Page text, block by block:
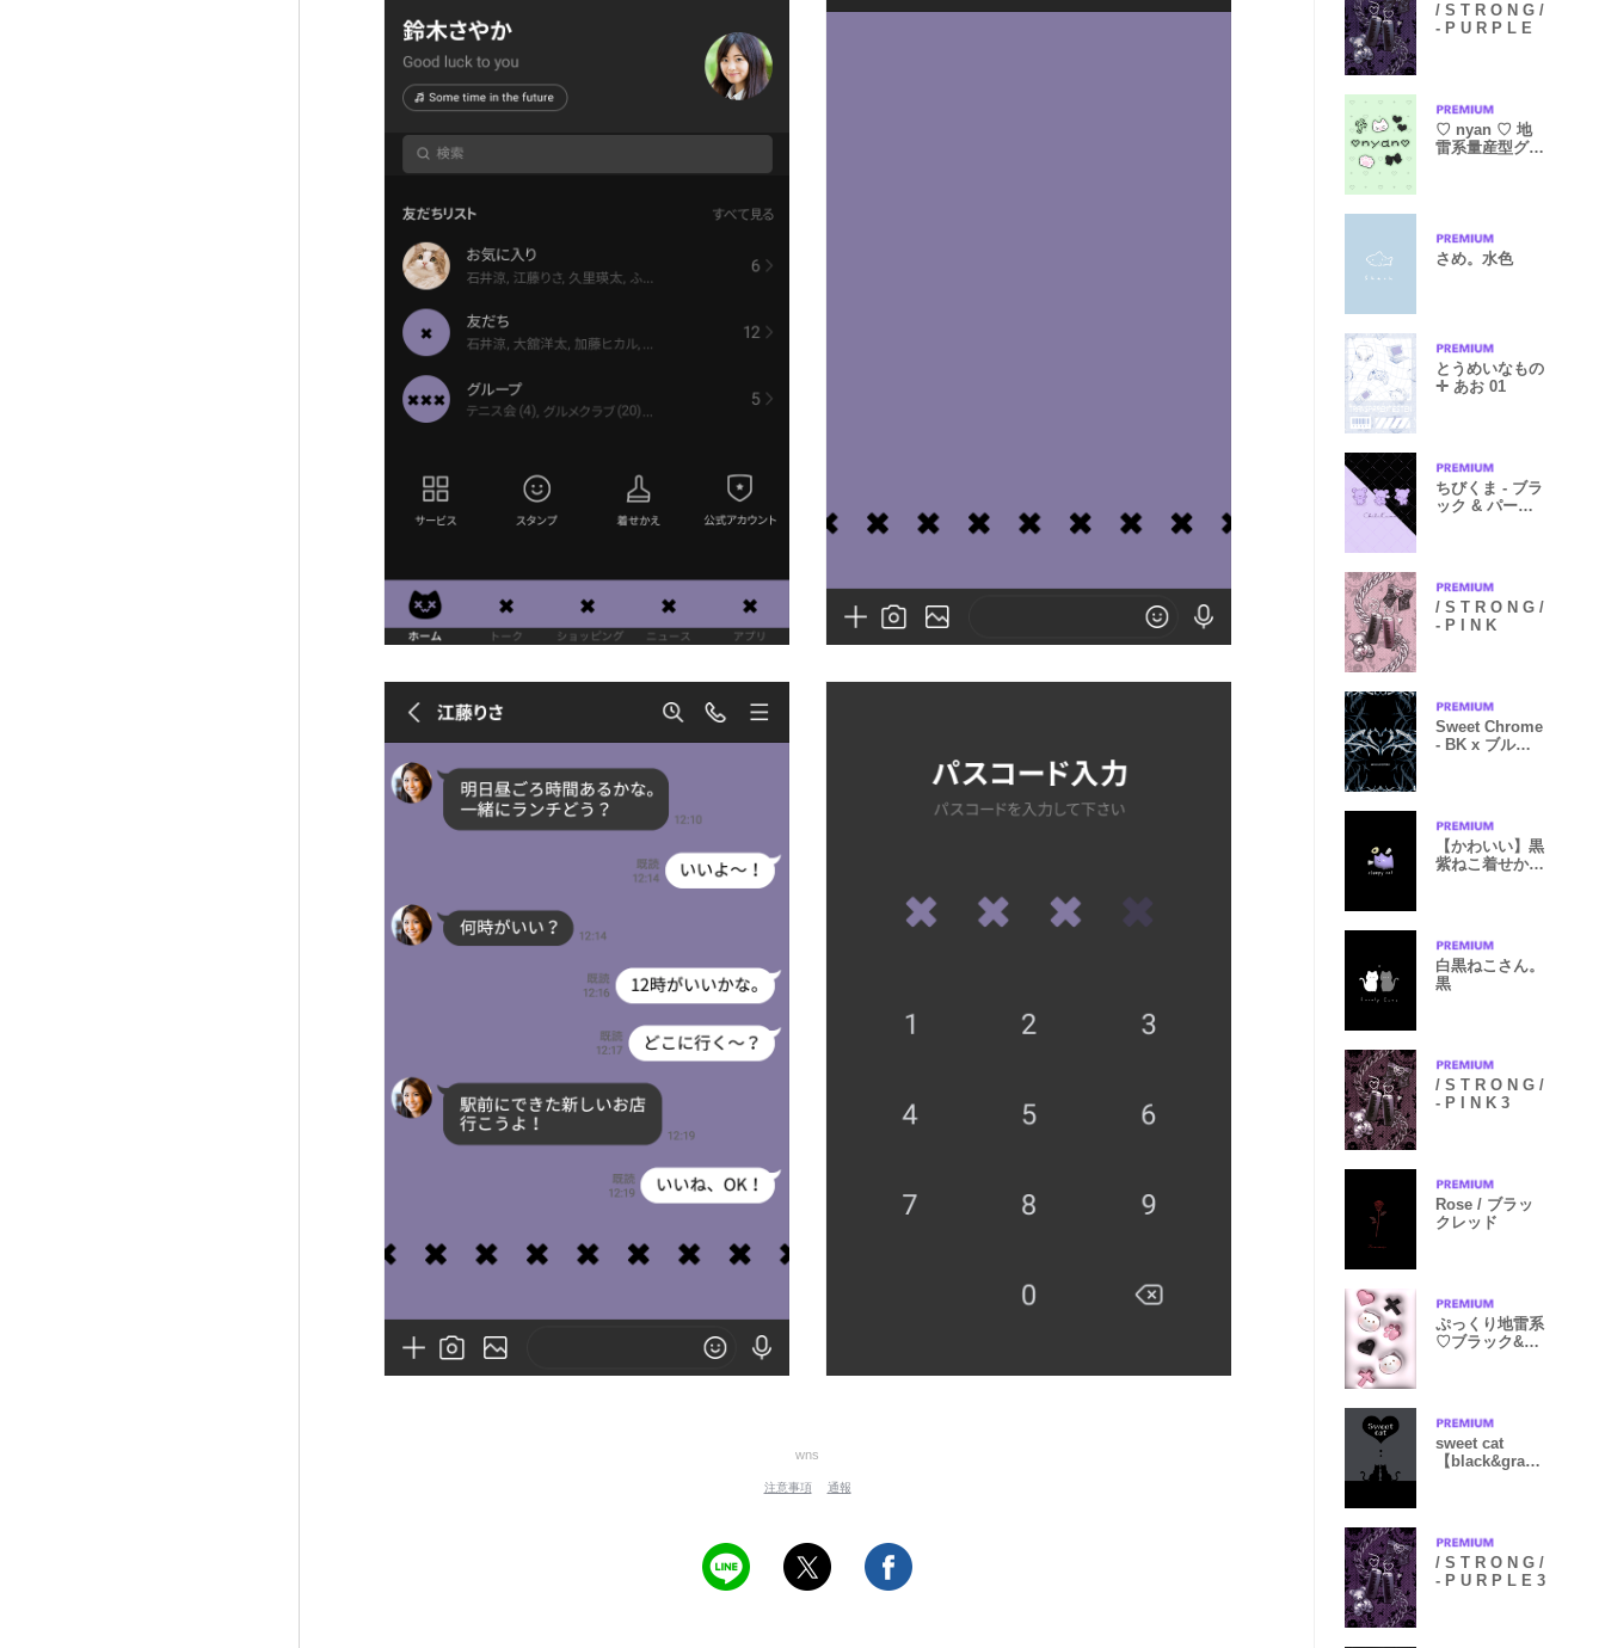
wns
注意事項 通報
/ S T R O N G /
- P U R P L E
♡ nyan ♡ 地
雷系量産型グリ
さめ。水色
とうめいなもの
✛ あお 01
ちびくま - ブラ
ック & パープ
/ S T R O N G /
- P I N K
Sweet Chrome
- BK x ブルー
【かわいい】黒
紫ねこ着せか
白黒ねこさん。
黒
/ S T R O N G /
- P I N K 3
Rose / ブラッ
クレッド
ぷっくり地雷系
♡ブラック&ピ
sweet cat
【black&gray
/ S T R O N G /
- P U R P L E 3